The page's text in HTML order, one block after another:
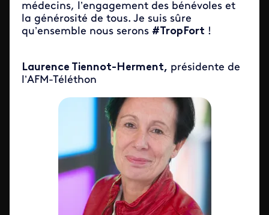
médecins, l’engagement des bénévoles et
la générosité de tous. Je suis sûre
qu’ensemble nous serons #TropFort !
Laurence Tiennot-Herment, présidente de
l’AFM-Téléthon